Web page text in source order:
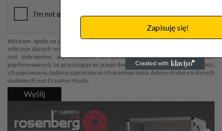
Wyrażam zgodę na przetwarzanie moich danych osobowych zgodnie z ustawą o
ochronie danych osobowych w związku z wysłaniem formularza. Podanie danych
jest dobrowolne, ale niezbędne do przetworzenia zapytania. Zostałem/am
poinformowany/a, że przysługuje mi prawo dostępu do swoich danych, możliwości
ich poprawiania, żądania zaprzestania ich przetwarzania. Administratorem danych
osobowych jest Creative Heads.
Wyślij
Zapisuję się!